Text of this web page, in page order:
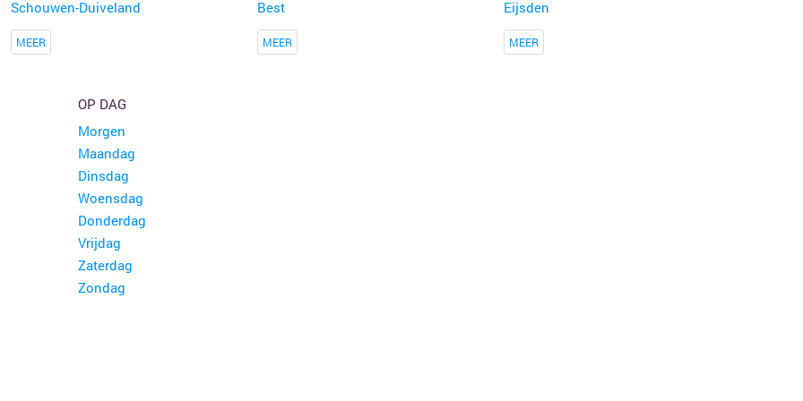
Schouwen-Duiveland
MEER
Best
MEER
Eijsden
MEER
OP DAG
Morgen
Maandag
Dinsdag
Woensdag
Donderdag
Vrijdag
Zaterdag
Zondag